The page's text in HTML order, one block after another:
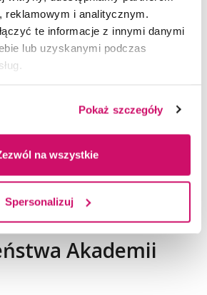
reklamowym i analitycznym.
te informacje z innymi danymi
lub uzyskanymi podczas
Pokaż szczegóły
na wszystkie
Spersonalizuj
- Dzień
Akademii